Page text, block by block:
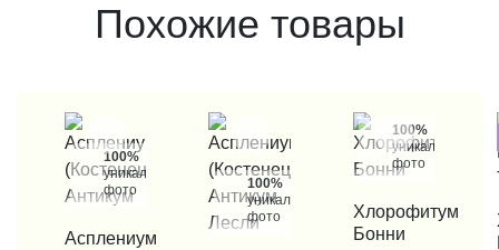
Похожие товары
100%
уникальные
фото
КУПИТЬ В 1 КЛИК
Асплениум
100%
уникальные
фото
100%
уникальные
фото
КУПИТЬ В 1 КЛИК
Хлорофитум
Бонни